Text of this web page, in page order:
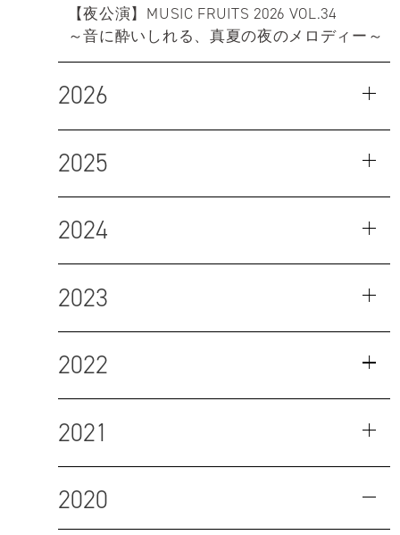
【夜公演】MUSIC FRUITS 2026 VOL.34
～音に酔いしれる、真夏の夜のメロディー～
2026
2025
2024
2023
2022
2021
2020